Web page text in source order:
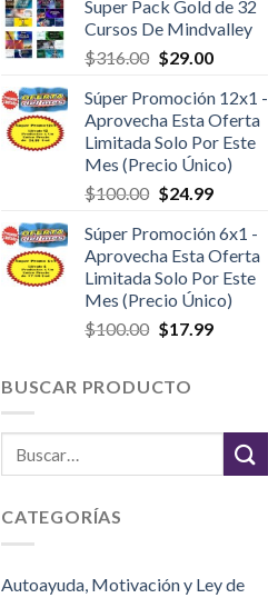
Super Pack Gold de 32
Cursos De Mindvalley
$316.00 $29.00
Súper Promoción 12x1 -
Aprovecha Esta Oferta
Limitada Solo Por Este
Mes (Precio Único)
$100.00 $24.99
Súper Promoción 6x1 -
Aprovecha Esta Oferta
Limitada Solo Por Este
Mes (Precio Único)
$100.00 $17.99
BUSCAR PRODUCTO
CATEGORÍAS
Autoayuda, Motivación y Ley de